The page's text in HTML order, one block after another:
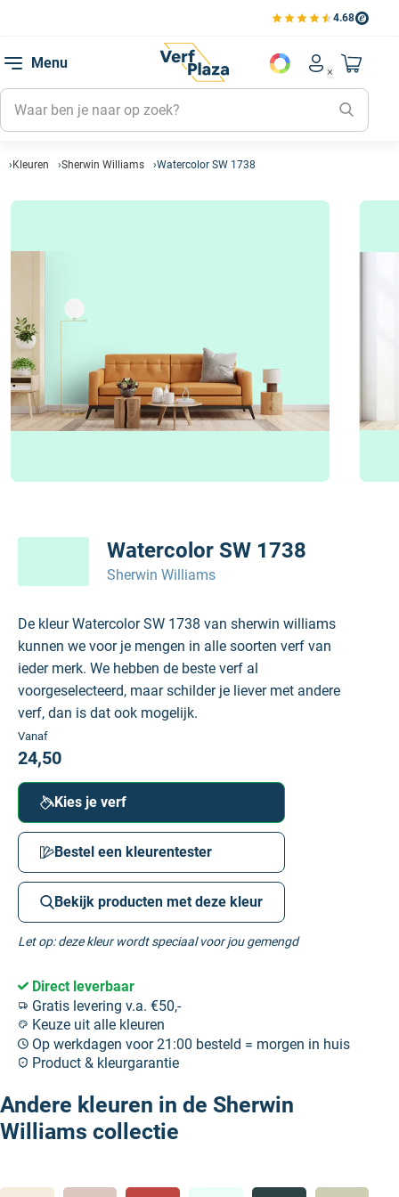
4.68
Bekijk de verfplaza
Menu
Account
Mijn
Mijn
Mijn
Naar
Kleuren Sherwin Williams Watercolor SW 1738
Watercolor SW 1738
Sherwin Williams
De kleur Watercolor SW 1738 van sherwin williams
kunnen we voor je mengen in alle soorten verf van
ieder merk. We hebben de beste verf al
voorgeselecteerd, maar schilder je liever met andere
verf, dan is dat ook mogelijk.
Vanaf
24,50
Kies je verf
Bestel een kleurentester
Bekijk producten met deze kleur
Let op: deze kleur wordt speciaal voor jou gemengd
Direct leverbaar
Gratis levering v.a. €50,-
Keuze uit alle kleuren
Op werkdagen voor 21:00 besteld = morgen in huis
Product & kleurgarantie
Andere kleuren in de Sherwin
Williams collectie